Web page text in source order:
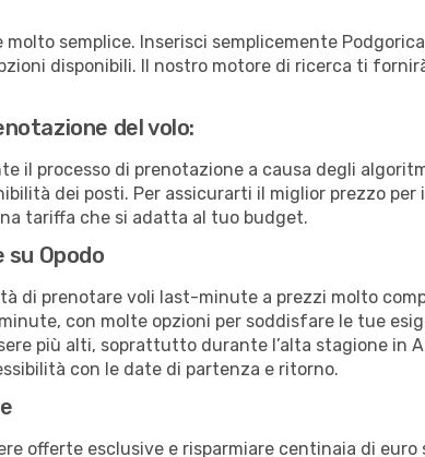
semplice. Inserisci semplicemente
disponibili. Il nostro motore di ricerca ti
del volo:
il processo di prenotazione a causa degli
dei posti. Per assicurarti il miglior prezzo
tariffa che si adatta al tuo budget.
Opodo
di prenotare voli last-minute a prezzi molto
con molte opzioni per soddisfare le tue
più alti, soprattutto durante l’alta stagione in
con le date di partenza e ritorno.
offerte esclusive e risparmiare centinaia di